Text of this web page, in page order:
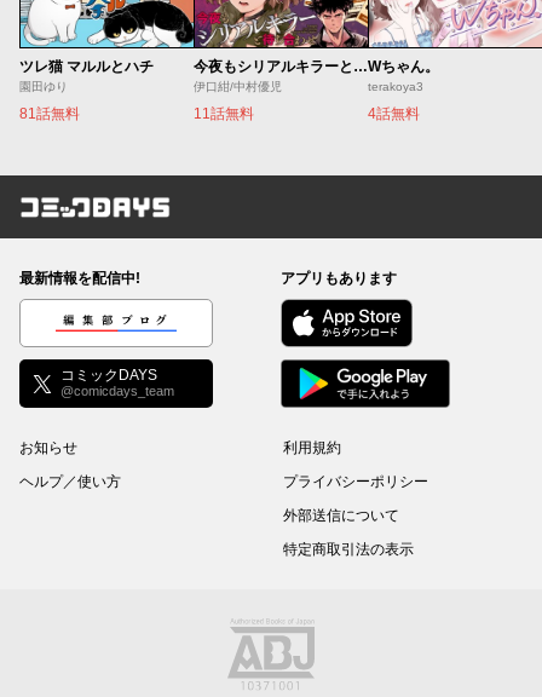
ツレ猫 マルルとハチ
園田ゆり
81話無料
今夜もシリアルキラーと待ち合わせ
伊口紺/中村優児
11話無料
Wちゃん。
terakoya3
4話無料
コミックDAYS
最新情報を配信中!
編集部ブログ
コミックDAYS
@comicdays_team
アプリもあります
お知らせ
ヘルプ／使い方
利用規約
プライバシーポリシー
外部送信について
特定商取引法の表示